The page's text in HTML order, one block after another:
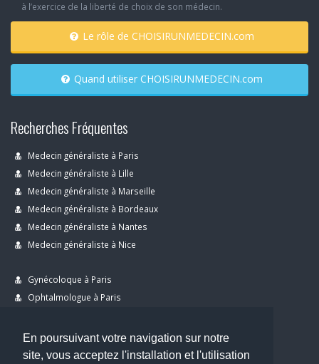
En poursuivant votre navigation sur notre
site, vous acceptez l'installation et l'utilisation
à l’exercice de la liberté de choix de son médecin.
Le rôle de CHOISIRUNMEDECIN.com
Quand utiliser CHOISIRUNMEDECIN.com
Recherches Fréquentes
Medecin généraliste à Paris
Medecin généraliste à Lille
Medecin généraliste à Marseille
Medecin généraliste à Bordeaux
Medecin généraliste à Nantes
Medecin généraliste à Nice
Gynécoloque à Paris
Ophtalmologue à Paris
Dentiste à Paris